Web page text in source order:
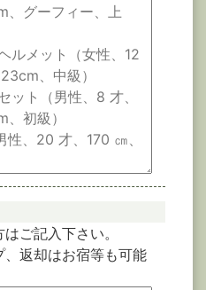
ご記入下さい。
、返却はお宿等も可能